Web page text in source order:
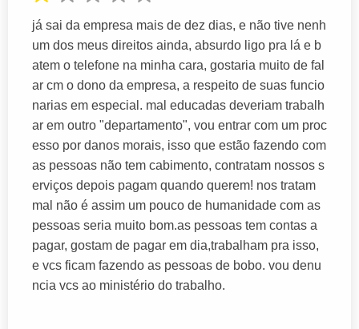
já sai da empresa mais de dez dias, e não tive nenh
um dos meus direitos ainda, absurdo ligo pra lá e b
atem o telefone na minha cara, gostaria muito de fal
ar cm o dono da empresa, a respeito de suas funcio
narias em especial. mal educadas deveriam trabalh
ar em outro "departamento", vou entrar com um proc
esso por danos morais, isso que estão fazendo com
as pessoas não tem cabimento, contratam nossos s
erviços depois pagam quando querem! nos tratam
mal não é assim um pouco de humanidade com as
pessoas seria muito bom.as pessoas tem contas a
pagar, gostam de pagar em dia,trabalham pra isso,
e vcs ficam fazendo as pessoas de bobo. vou denu
ncia vcs ao ministério do trabalho.